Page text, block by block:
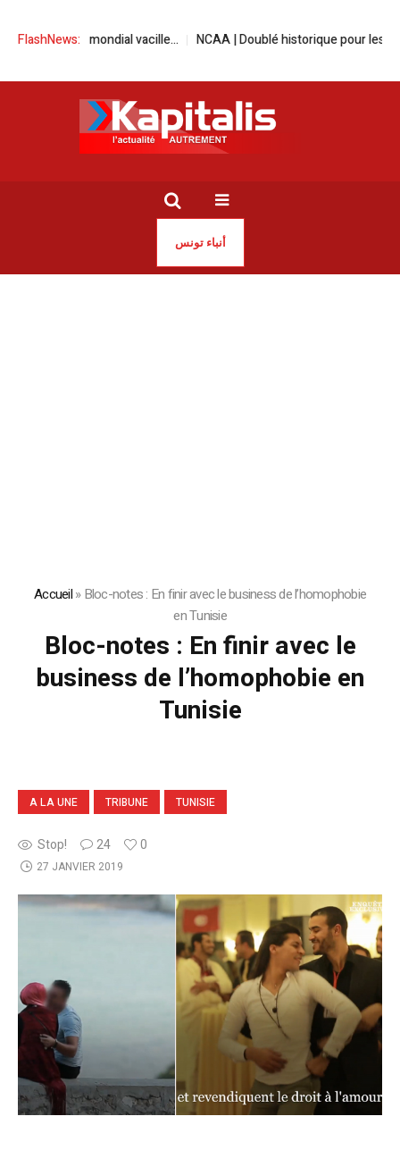
FlashNews:
l’ordre mondial vacille… NCAA | Doublé historique pour les
أنباء تونس
Accueil»Bloc-notes : En finir avec le business de l’homophobie
en Tunisie
Bloc-notes : En finir avec le
business de l’homophobie en
Tunisie
A LA UNE TRIBUNE TUNISIE
Stop! 24 0
27 JANVIER 2019